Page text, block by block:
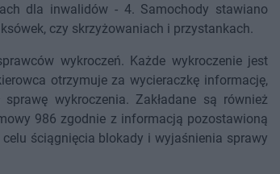
dla inwalidów - 4. Samochody stawiano
czy skrzyżowaniach i przystankach.
wykroczeń. Każde wykroczenie jest
otrzymuje za wycieraczkę informację,
wykroczenia. Zakładane są również
986 zgodnie z informacją pozostawioną
ściągnięcia blokady i wyjaśnienia sprawy